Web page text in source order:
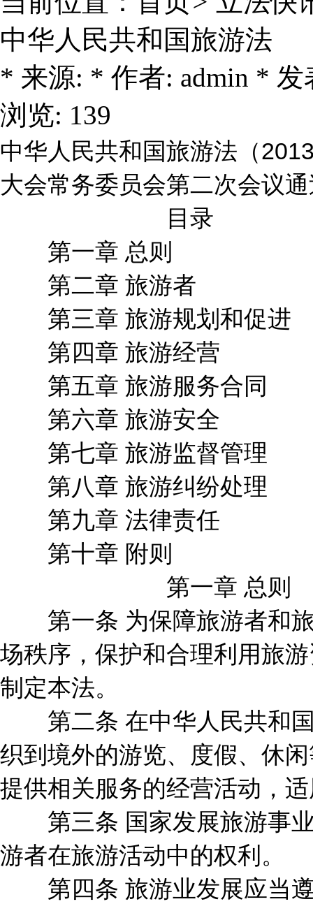
中华人民共和国旅游法
* 来源: * 作者: admin * 发
浏览: 139
中华人民共和国旅游法（
大会常务委员会第二次会议
目录
第一章 总则
第二章 旅游者
第三章 旅游规划和促进
第四章 旅游经营
第五章 旅游服务合同
第六章 旅游安全
第七章 旅游监督管理
第八章 旅游纠纷处理
第九章 法律责任
第十章 附则
第一章 总则
第一条 为保障旅游者和旅
场秩序，保护和合理利用旅
制定本法。
第二条 在中华人民共和国
织到境外的游览、度假、休
提供相关服务的经营活动，
第三条 国家发展旅游事业
游者在旅游活动中的权利。
第四条 旅游业发展应当遵